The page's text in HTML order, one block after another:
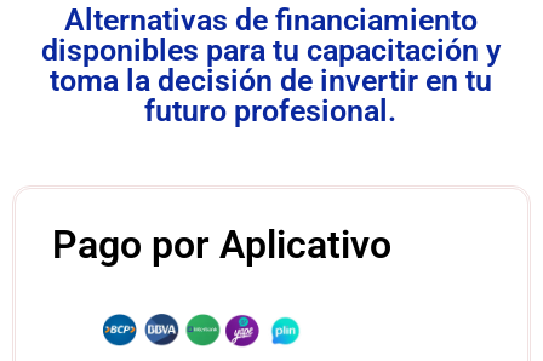
Alternativas de financiamiento
disponibles para tu capacitación y
toma la decisión de invertir en tu
futuro profesional.
Pago por Aplicativo